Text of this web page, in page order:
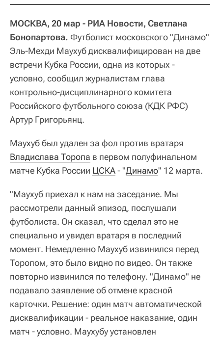
МОСКВА, 20 мар - РИА Новости, Светлана
Бонопартова. Футболист московского "Динамо"
Эль-Мехди Маухуб дисквалифицирован на две
встречи Кубка России, одна из которых -
условно, сообщил журналистам глава
контрольно-дисциплинарного комитета
Российского футбольного союза (КДК РФС)
Артур Григорьянц.
Маухуб был удален за фол против вратаря
Владислава Торопа в первом полуфинальном
матче Кубка России ЦСКА- "Динамо" 12 марта.
"Маухуб приехал к нам на заседание. Мы
рассмотрели данный эпизод, послушали
футболиста. Он сказал, что сделал это не
специально и увидел вратаря в последний
момент. Немедленно Маухуб извинился перед
Торопом, это было видно по видео. Он также
повторно извинился по телефону. "Динамо" не
подавало заявление об отмене красной
карточки. Решение: один матч автоматической
дисквалификации - реальное наказание, один
матч - условно. Маухубу установлен